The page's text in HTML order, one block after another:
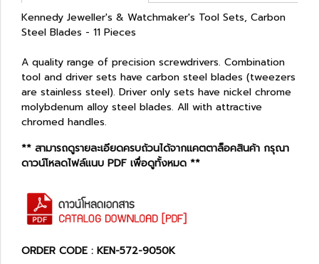
Kennedy Jeweller's & Watchmaker's Tool Sets, Carbon
Steel Blades - 11 Pieces
A quality range of precision screwdrivers. Combination
tool and driver sets have carbon steel blades (tweezers
are stainless steel). Driver only sets have nickel chrome
molybdenum alloy steel blades. All with attractive
chromed handles.
** สามารถดูรายละเอียดครบถ้วนได้จากแคตตาล็อคสินค้า กรุณา
ดาวน์โหลดไฟล์แนบ PDF เพื่อดูทั้งหมด **
ORDER CODE : KEN-572-9050K